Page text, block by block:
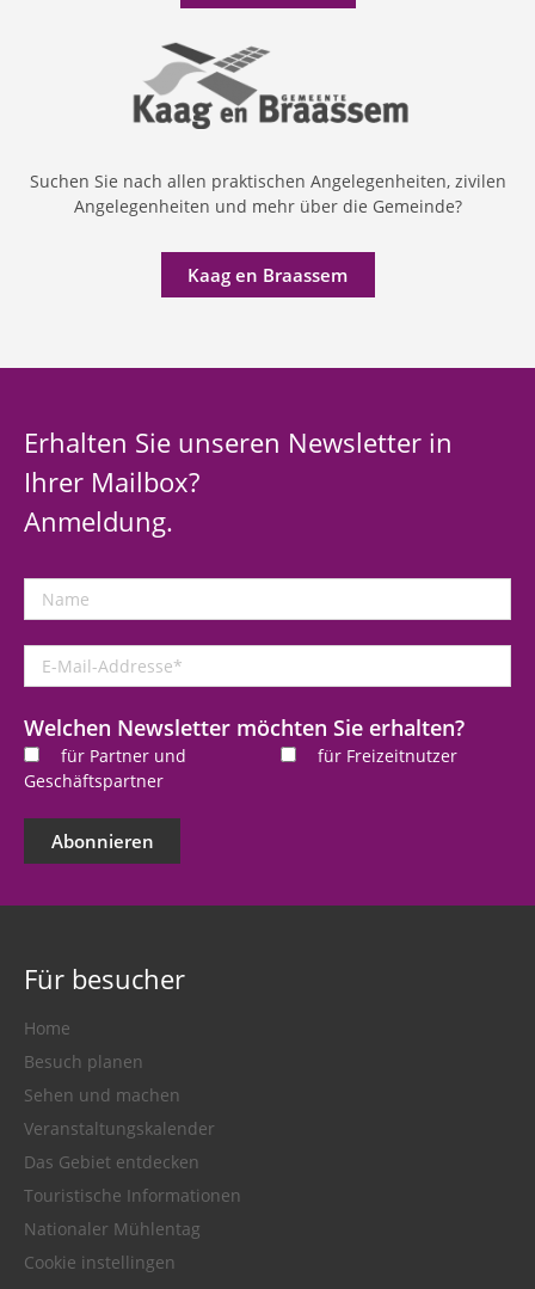
Suchen Sie nach allen praktischen Angelegenheiten, zivilen
Angelegenheiten und mehr über die Gemeinde?
Kaag en Braassem
Erhalten Sie unseren Newsletter in
Ihrer Mailbox?
Anmeldung.
Name
Mail-
*
Welchen Newsletter möchten Sie erhalten?
für Partner und
Geschäftspartner
für Freizeitnutzer
Abonnieren
Für besucher
Home
Besuch planen
Sehen und machen
Veranstaltungskalender
Das Gebiet entdecken
Touristische Informationen
Nationaler Mühlentag
Cookie instellingen